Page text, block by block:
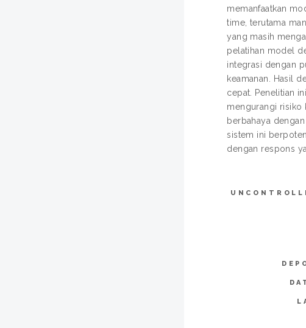
memanfaatkan
time, terutama
yang masih
pelatihan model
integrasi dengan
keamanan. Hasil
cepat. Penelitian
mengurangi risiko
berbahaya
sistem ini
dengan respons